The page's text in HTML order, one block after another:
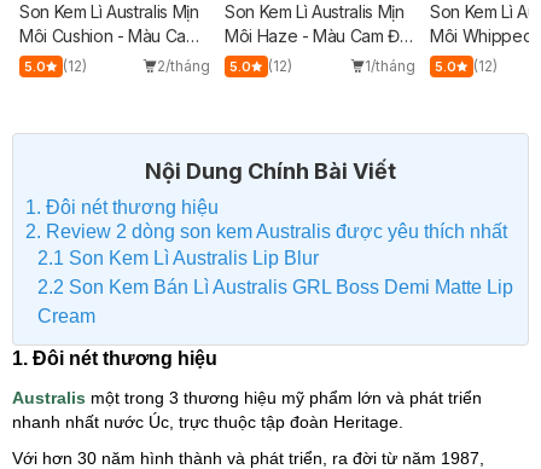
Son Kem Lì Australis Mịn
Môi Cushion - Màu Cam
Cháy 4g
5.0 (12) 2/tháng
Son Kem Lì Australis Mịn
Môi Haze - Màu Cam Đất
4g
5.0 (12) 1/tháng
Son Kem Lì
Môi
Cherry 4g
5.0 (12)
Nội Dung Chính Bài Viết
1. Đôi nét thương hiệu
2. Review 2 dòng son kem Australis được yêu thích nhất
2.1 Son Kem Lì Australis Lip Blur
2.2 Son Kem Bán Lì Australis GRL Boss Demi Matte Lip
Cream
1. Đôi nét thương hiệu
Australis một trong 3 thương hiệu mỹ phẩm lớn và phát triển
nhanh nhất nước Úc, trực thuộc tập đoàn Heritage.
Với hơn 30 năm hình thành và phát triển, ra đời từ năm 1987,